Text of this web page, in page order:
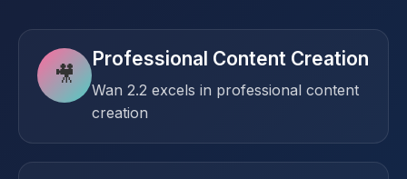
🎥
Professional Content Creation
Wan 2.2 excels in professional content
creation